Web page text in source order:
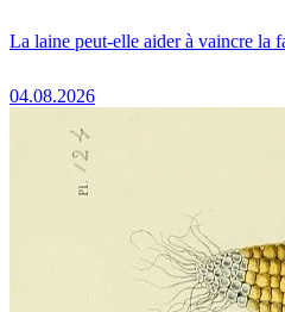
La laine peut-elle aider à vaincre la
04.08.2026